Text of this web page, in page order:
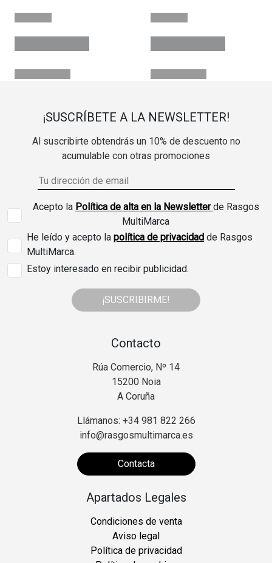
¡SUSCRÍBETE A LA NEWSLETTER!
Al suscribirte obtendrás un 10% de descuento no
acumulable con otras promociones
Acepto la Política de alta en la Newsletterde Rasgos
MultiMarca
He leído y acepto la política de privacidad de Rasgos
MultiMarca.
Estoy interesado en recibir publicidad.
¡SUSCRIBIRME!
Contacto
Rúa Comercio, Nº 14
15200 Noia
A Coruña
Llámanos: +34 981 822 266
info@rasgosmultimarca.es
Contacta
Apartados Legales
Condiciones de venta
Aviso legal
Política de privacidad